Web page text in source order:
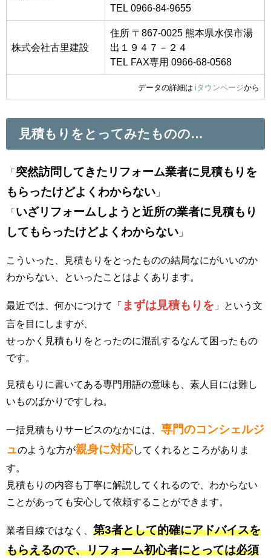
TEL 0966-84-9655
株式会社古里建設
住所 〒867-0025 熊本県水俣市湯
出１９４７－２４
TEL FAX専用 0966-68-0568
データの詳細は iタウンページから
見積もりをとってみたものの…
「 突然訪問してきたリフォーム業者に見積もりを
もらったけどよくわからない 」
「 いざリフォームしようと近所の業者に見積もり
してもらったけどよくわからない 」
こういった、見積もりをとったものの結局なにがいいのか
わからない、といったことはよくあります。
最近では、何かにつけて「 まずは見積もりを 」という文
言を目にしますが、
せっかく見積もりをとったのに混乱するなんて困ったもの
です。
見積もりに書いてある専門用語の意味も、素人目には難し
いものばかりですしね。
一括見積もりサービスのなかには、 専門のコンシェルジ
ュのような方が親身に対応してくれるところがありま
す。
見積もりの内容も丁寧に解説してくれるので、わからない
ことがあっても安心して依頼することができます。
業者目線ではなく、 第3者として的確にアドバイスを
もらえるので、リフォーム初心者にとっては必須